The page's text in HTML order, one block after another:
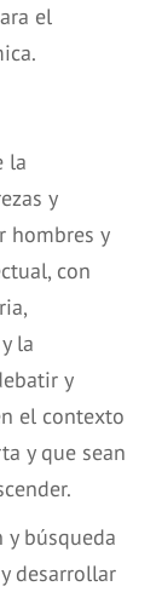
el
la
y
hombres y
con
la
y
el contexto
y que sean
búsqueda
desarrollar